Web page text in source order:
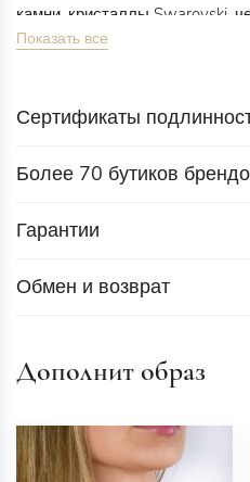
камни, кристаллы Swarovski,
Все украшения уникальны и
Показать все
Сертификаты
Более 70 бутиков
Гарантии
Обмен и возврат
Дополнит образ